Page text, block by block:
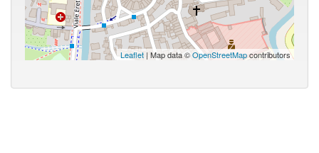
Leaflet | Map data ©OpenStreetMapcontributors